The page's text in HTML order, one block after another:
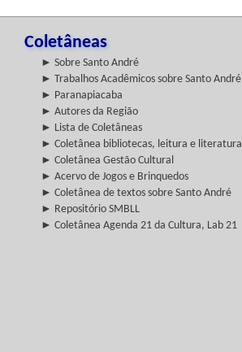
Coletâneas
► Sobre Santo André
► Trabalhos Acadêmicos sobre Santo André
► Paranapiacaba
► Autores da Região
► Lista de Coletâneas
► Coletânea bibliotecas, leitura e literatura
► Coletânea Gestão Cultural
► Acervo de Jogos e Brinquedos
► Coletânea de textos sobre Santo André
► Repositório SMBLL
► Coletânea Agenda 21 da Cultura, Lab 21